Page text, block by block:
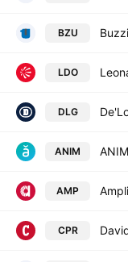
BZU
LDO
DLG
ANIM
AMP
CPR